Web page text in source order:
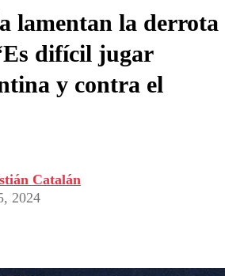
lamentan la derrota
difícil jugar
y contra el
Catalán
2024